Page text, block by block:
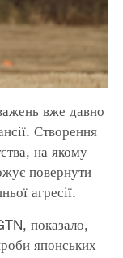
вже давно
Створення
на якому
повернути
агресії.
показало,
японських